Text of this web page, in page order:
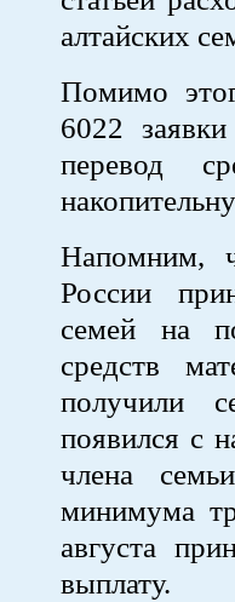
алтайских
Помимо
6022
перевод
Напомним,
России
семей на
средств
получили
появился с
члена
минимума
августа
выплату.